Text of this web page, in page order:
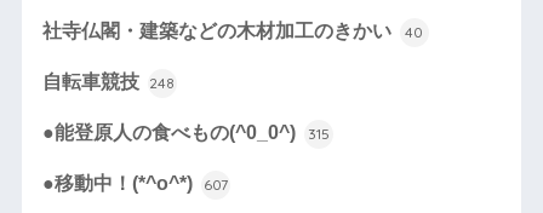
社寺仏閣・建築などの木材加工のきかい 40
自転車競技 248
●能登原人の食べもの(^0_0^) 315
●移動中！(*^o^*) 607